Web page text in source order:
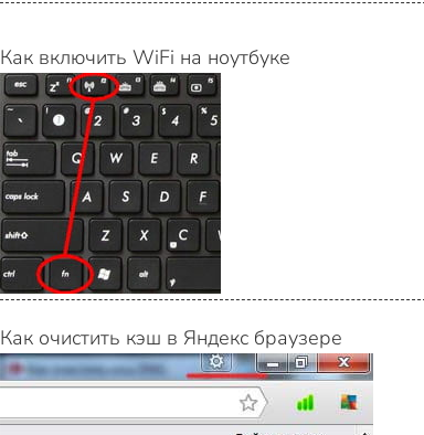
Как включить WiFi на ноутбуке
Как очистить кэш в Яндекс браузере